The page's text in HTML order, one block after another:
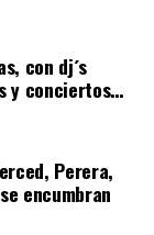
con dj´s
y conciertos…
Perera,
encumbran